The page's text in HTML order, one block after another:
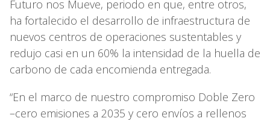
Futuro nos Mueve, periodo en que, entre otros,
ha fortalecido el desarrollo de infraestructura de
nuevos centros de operaciones sustentables y
redujo casi en un 60% la intensidad de la huella de
carbono de cada encomienda entregada.
“En el marco de nuestro compromiso Doble Zero
–cero emisiones a 2035 y cero envíos a rellenos